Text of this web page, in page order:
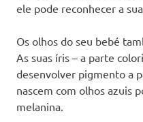
ele pode reconhecer a
Os olhos do seu bebé
As suas íris – a parte
desenvolver pigmento a
nascem com olhos azuis
melanina.